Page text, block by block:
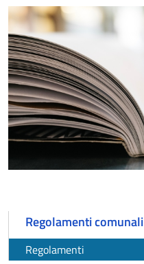
Regolamenti comunali
Regolamenti